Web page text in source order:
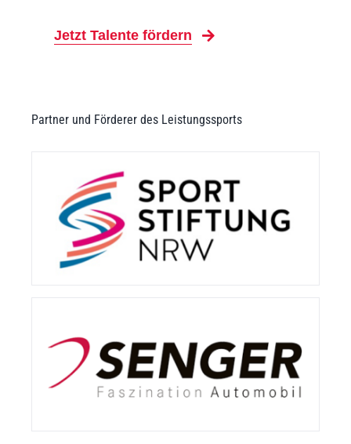
Jetzt Talente fördern
Partner und Förderer des Leistungssports